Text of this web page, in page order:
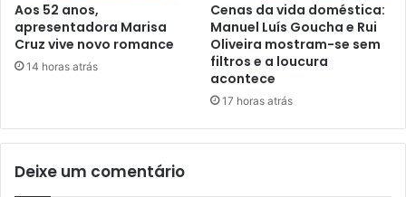
Aos 52 anos,
apresentadora Marisa
Cruz vive novo romance
14 horas atrás
Cenas da vida doméstica:
Manuel Luís Goucha e Rui
Oliveira mostram-se sem
filtros e a loucura
acontece
17 horas atrás
Deixe um comentário